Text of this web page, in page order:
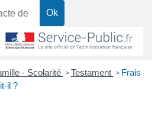
- Scolarité > Testament > Frais
il ?